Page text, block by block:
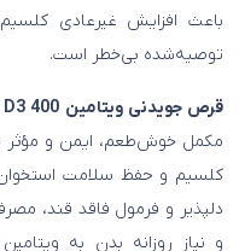
باعث افزایش غیرعادی
توصیه‌شده بی‌خطر است.
قرص جویدنی ویتامین D3 400 واحدی یوروویتال با طعم توت‌فرنگی
مکمل خوش‌طعم، ایمن و مؤثر
کلسیم و حفظ سلامت
دلپذیر و فرمول فاقد قند،